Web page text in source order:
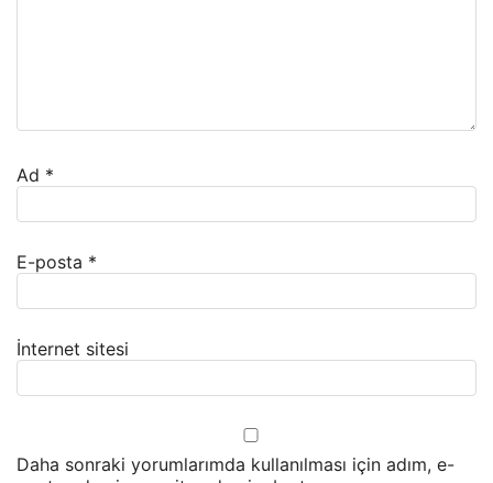
Ad *
E-posta *
İnternet sitesi
Daha sonraki yorumlarımda kullanılması için adım, e-